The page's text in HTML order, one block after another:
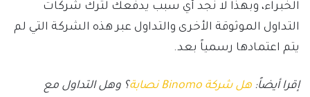
الخبراء، وبهذا لا نجد أي سبب يدفعك لترك شركات
التداول الموثوقة الأخرى والتداول عبر هذه الشركة التي لم
يتم اعتمادها رسمياً بعد.
إقرا أيضاً: هل شركة Binomo نصابة
؟ وهل التداول مع